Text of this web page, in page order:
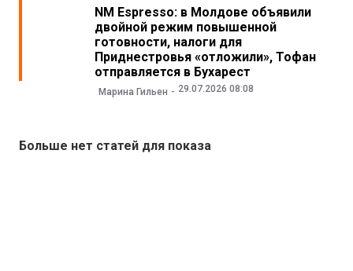
NM Espresso: в Молдове объявили
двойной режим повышенной
готовности, налоги для
Приднестровья «отложили», Тофан
отправляется в Бухарест
Марина Гильен 29.07.2026 08:08
Больше нет статей для показа